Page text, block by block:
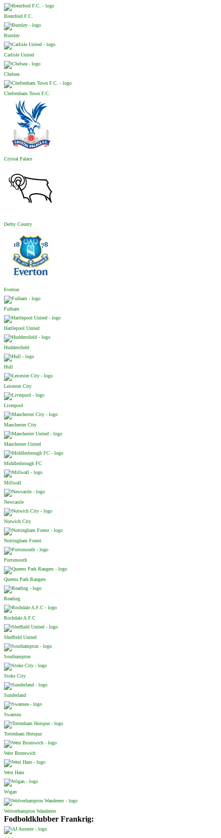
Brentford F.C.
Burnley
Carlisle United
Chelsea
Cheltenham Town F.C.
Crystal Palace
Derby County
Everton
Fulham
Hartlepool United
Huddersfield
Hull
Leicester City
Liverpool
Manchester City
Manchester United
Middlesbrough FC
Millwall
Newcastle
Norwich City
Nottingham Forest
Portsmouth
Queens Park Rangers
Reading
Rochdale A.F.C
Sheffield United
Southampton
Stoke City
Sunderland
Swansea
Tottenham Hotspur
West Bromwich
West Ham
Wigan
Wolverhampton Wanderers
Fodboldklubber Frankrig: